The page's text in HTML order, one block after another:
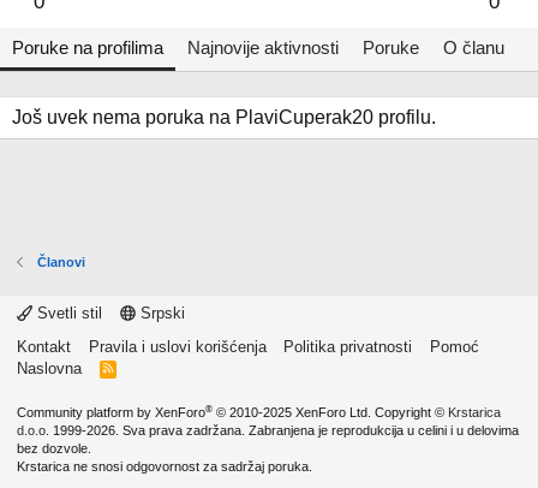
Poruke na profilima Najnovije aktivnosti Poruke O članu
Još uvek nema poruka na PlaviCuperak20 profilu.
Članovi
Svetli stil
Srpski
Kontakt
Pravila i uslovi korišćenja Politika privatnosti
Pomoć
Naslovna
R
Community platform by XenForo® © 2010-2025 XenForo Ltd. Copyright © Krstarica
d.o.o. 1999-2026. Sva prava zadržana. Zabranjena je reprodukcija u celini i u delovima
bez dozvole.
Krstarica ne snosi odgovornost za sadržaj poruka.